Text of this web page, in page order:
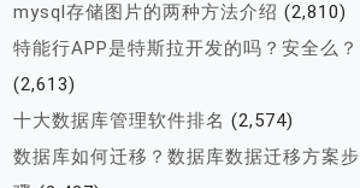
mysql存储图片的两种方法介绍 (2,810)
特能行APP是特斯拉开发的吗？安全么？
(2,613)
十大数据库管理软件排名 (2,574)
数据库如何迁移？数据库数据迁移方案步